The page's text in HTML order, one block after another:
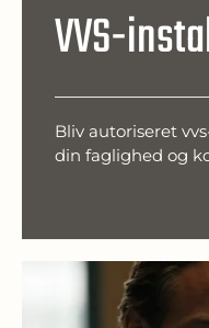
VVS-
Bliv autoriseret
din faglighed og